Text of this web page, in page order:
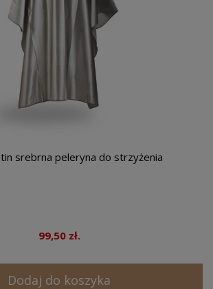
srebrna peleryna do strzyżenia
99,50 zł.
Dodaj do koszyka